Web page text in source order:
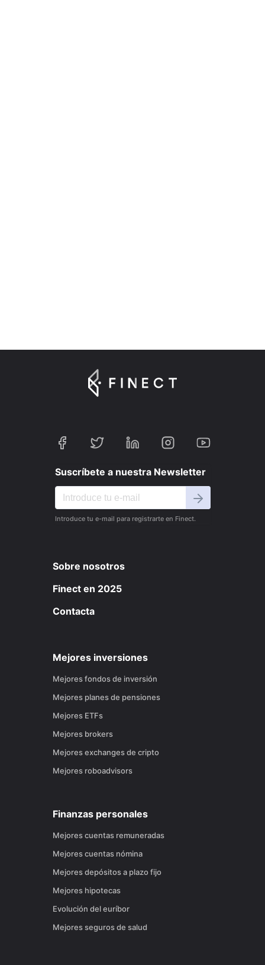
Suscríbete a nuestra Newsletter
Introduce tu e-mail para registrarte en Finect.
Sobre nosotros
Finect en 2025
Contacta
Mejores inversiones
Mejores fondos de inversión
Mejores planes de pensiones
Mejores ETFs
Mejores brokers
Mejores exchanges de cripto
Mejores roboadvisors
Finanzas personales
Mejores cuentas remuneradas
Mejores cuentas nómina
Mejores depósitos a plazo fijo
Mejores hipotecas
Evolución del euríbor
Mejores seguros de salud